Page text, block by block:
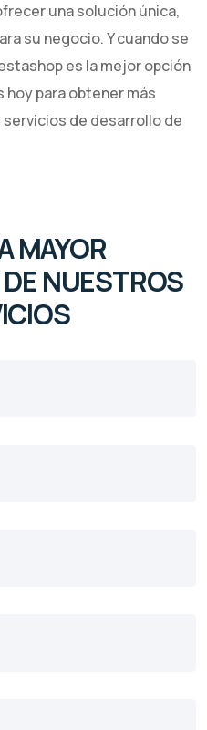
una solución única,
su negocio. Y cuando se
es la mejor opción
para obtener más
de desarrollo de
MAYOR
NUESTROS